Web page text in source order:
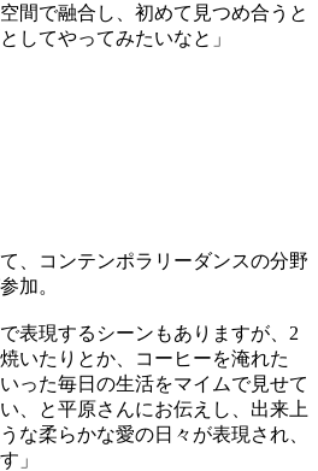
間で融合し、初めて見つめ合うと
してやってみたいなと」
、コンテンポラリーダンスの分野
加。
表現するシーンもありますが、2
いたりとか、コーヒーを淹れた
った毎日の生活をマイムで見せて
、と平原さんにお伝えし、出来上
な柔らかな愛の日々が表現され、
」